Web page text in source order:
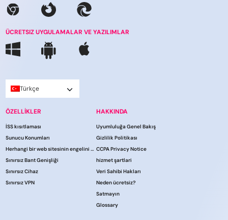
ÜCRETSIZ UYGULAMALAR VE YAZILIMLAR
Türkçe
ÖZELLİKLER
İSS kısıtlaması
Sunucu Konumları
Herhangi bir web sitesinin engelini kaldırın
Sınırsız Bant Genişliği
Sınırsız Cihaz
Sınırsız VPN
HAKKINDA
Uyumluluğa Genel Bakış
Gizlilik Politikası
CCPA Privacy Notice
hi̇zmet şartlari
Veri Sahibi Hakları
Neden ücretsiz?
Satmayın
Glossary